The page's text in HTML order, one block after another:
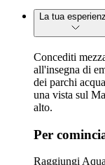
La tua
Concediti
all'insegna di
dei parchi
una vista sul
alto.
Per
Raggiungi